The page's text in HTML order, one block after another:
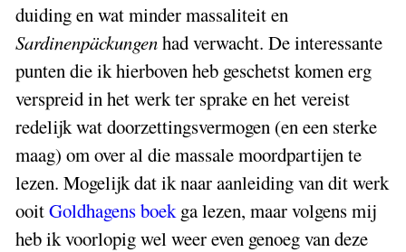
duiding en wat minder massaliteit en
Sardinenpäckungenhad verwacht. De interessante
punten die ik hierboven heb geschetst komen erg
verspreid in het werk ter sprake en het vereist
redelijk wat doorzettingsvermogen (en een sterke
maag) om over al die massale moordpartijen te
lezen. Mogelijk dat ik naar aanleiding van dit werk
ooitGoldhagens boekga lezen, maar volgens mij
heb ik voorlopig wel weer even genoeg van deze